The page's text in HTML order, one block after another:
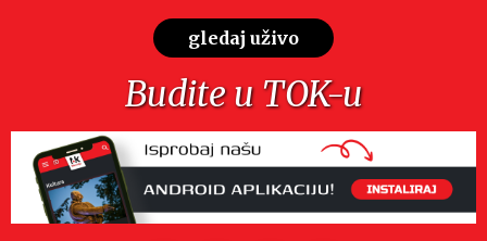
gledaj uživo
Budite u TOK-u